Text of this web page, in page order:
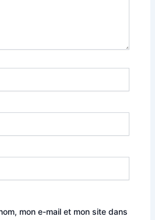
mon e-mail et mon site dans